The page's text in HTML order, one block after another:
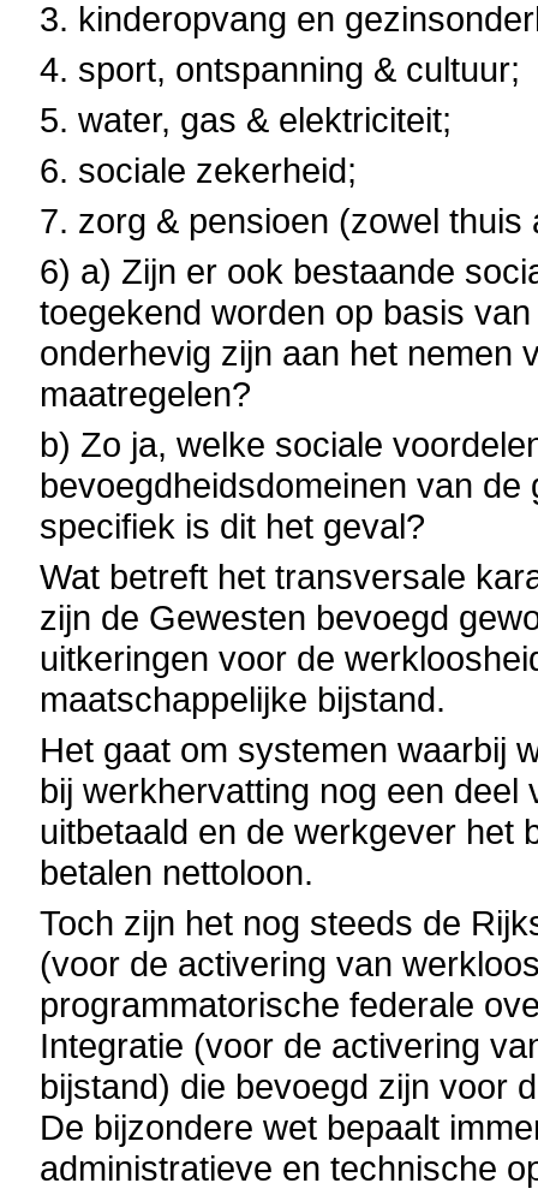
3. kinderopvang en
4. sport, ontspanning & cultuur;
5. water, gas & elektriciteit;
6. sociale zekerheid;
7. zorg & pensioen (zowel thuis
6) a) Zijn er ook bestaande
toegekend worden op basis
onderhevig zijn aan het nemen
maatregelen?
b) Zo ja, welke sociale
bevoegdheidsdomeinen van
specifiek is dit het geval?
Wat betreft het transversale
zijn de Gewesten bevoegd
uitkeringen voor de
maatschappelijke bijstand.
Het gaat om systemen waarbij
bij werkhervatting nog een
uitbetaald en de werkgever het
betalen nettoloon.
Toch zijn het nog steeds de
(voor de activering van
programmatorische federale
Integratie (voor de activering
bijstand) die bevoegd zijn voor
De bijzondere wet bepaalt
administratieve en technische